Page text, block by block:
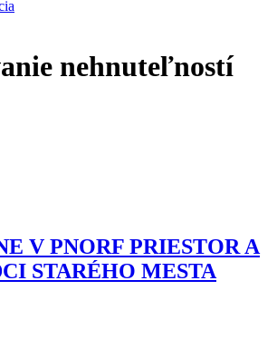
nehnuteľností
V PNORF PRIESTOR A
STARÉHO MESTA